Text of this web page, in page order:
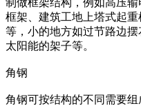
制做框架结构，例如高压
框架、建筑工地上塔式起
等，小的地方如过节路边
太阳能的架子等。
角钢
角钢可按结构的不同需要